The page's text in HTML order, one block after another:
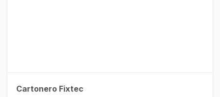
Cartonero Fixtec